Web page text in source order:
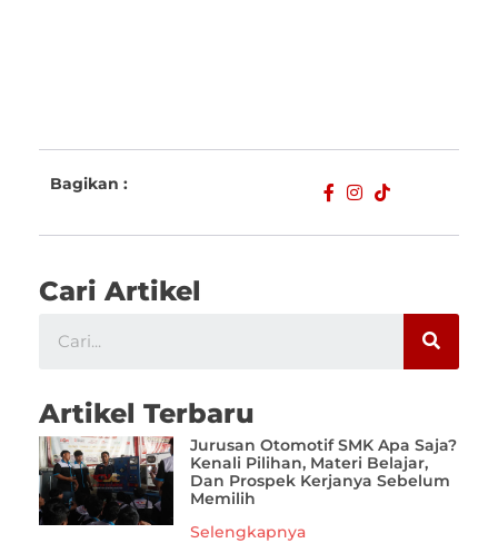
Bagikan :
Cari Artikel
Artikel Terbaru
Jurusan Otomotif SMK Apa Saja?
Kenali Pilihan, Materi Belajar,
Dan Prospek Kerjanya Sebelum
Memilih
Selengkapnya